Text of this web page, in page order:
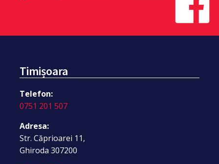
Timișoara
Telefon:
0751 201 507
Adresa:
Str. Căprioarei 11,
Ghiroda 307200